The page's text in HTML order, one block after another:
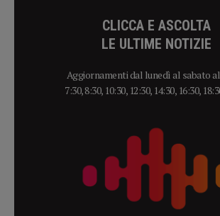
CLICCA E ASCOLTA
LE ULTIME NOTIZIE
Aggiornamenti dal lunedì al sabato
7:30, 8:30, 10:30, 12:30, 14:30, 16:30,